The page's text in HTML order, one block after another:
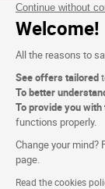
Continue without
Welcome!
All the reasons to
See offers tailored
To better
To provide you
functions properly.
Change your mind?
page.
Read the cookies
Mapa del sitio
fotografías
Síguenos
Facebook
Linkedin